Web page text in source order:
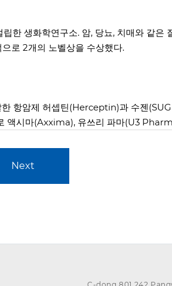
한 생화학연구소. 암, 당뇨, 치매와 같
로 2개의 노벨상을 수상했다.
항암제 허셉틴(Herceptin)과 수젠
액시마(Axxima), 유쓰리 파마(U3
Next